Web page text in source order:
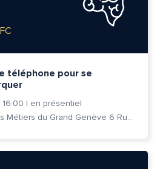
téléphone pour se
16:00 | en présentiel
Cité des Métiers du Grand Genève 6 Rue Prévost-Martin 1205 Genève